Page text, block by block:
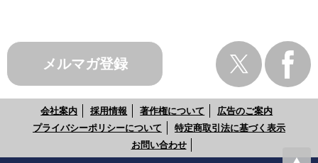
メルマガ登録
会社案内 採用情報 著作権について
広告のご案内
プライバシーポリシーについて
特定商取引法に基づく表示
お問い合わせ